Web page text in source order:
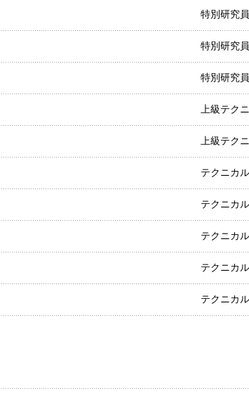
特別研究員
特別研究員
特別研究員
上級テク
上級テク
テクニカ
テクニカ
テクニカ
テクニカ
テクニカ